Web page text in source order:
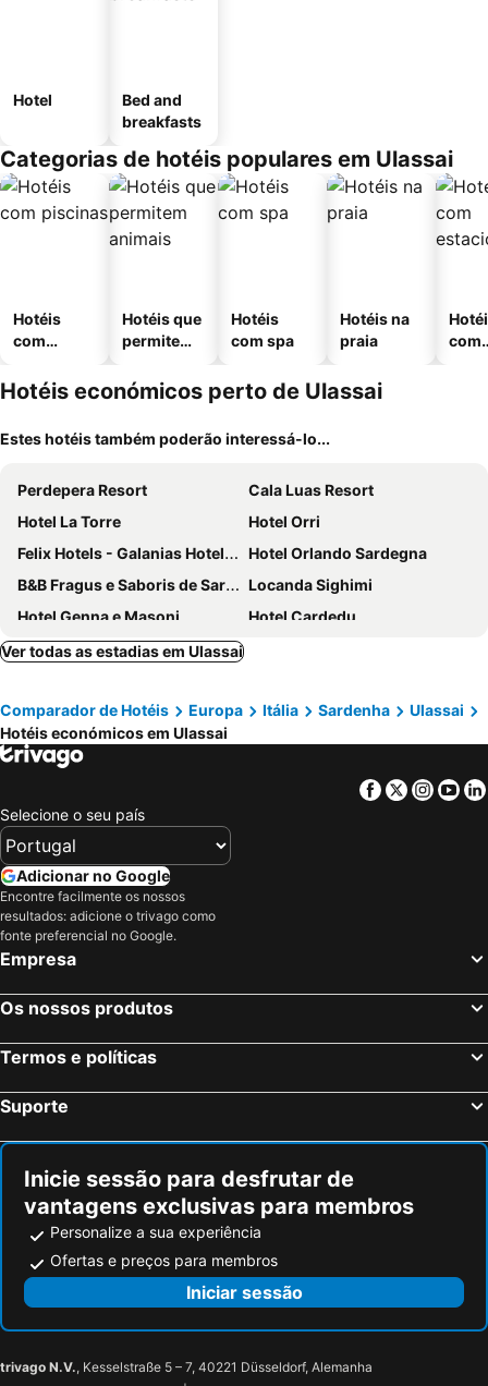
Hotel
Bed and
breakfasts
Categorias de hotéis populares em Ulassai
Hotéis
com
Hotéis que
permitem
Hotéis
com spa
Hotéis na
praia
com
Hotéis económicos perto de Ulassai
Estes hotéis também poderão interessá-lo...
Perdepera Resort
Cala Luas Resort
Hotel La Torre
Hotel Orri
Felix Hotels - Galanias Hotel & Retreat
Hotel Orlando Sardegna
B&B Fragus e Saboris de Sardigna
Locanda Sighimi
Hotel Genna e Masoni
Hotel Cardedu
Hotel dei Tacchi
Su Marmuri
Natur Hotel Tanca
Oasi del benessere
Hotel Marie Claire
Funtana Ena
Hotel Baia Cea
Agriturismo S'Orgiola
Hotel Janas
Teku Boutique-Hotel
Hotel Abba & Murta
Domus De Janas Sul Mare
Sa Iba Resort
Ver todas as estadias em Ulassai
Comparador de Hotéis Europa Itália Sardenha
Ulassai
Hotéis económicos em Ulassai
Facebook
Twitter
Selecione o seu país
Adicionar no Google
Encontre facilmente os nossos
resultados: adicione o trivago como
fonte preferencial no Google.
Empresa
Os nossos produtos
Termos e políticas
Suporte
Inicie sessão para desfrutar de
vantagens exclusivas para membros
Personalize a sua experiência
Ofertas e preços para membros
Iniciar sessão
trivago N.V., Kesselstraße 5 – 7, 40221 Düsseldorf, Alemanha